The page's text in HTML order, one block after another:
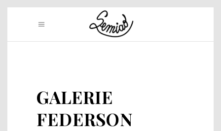
GALERIE
FEDERSON